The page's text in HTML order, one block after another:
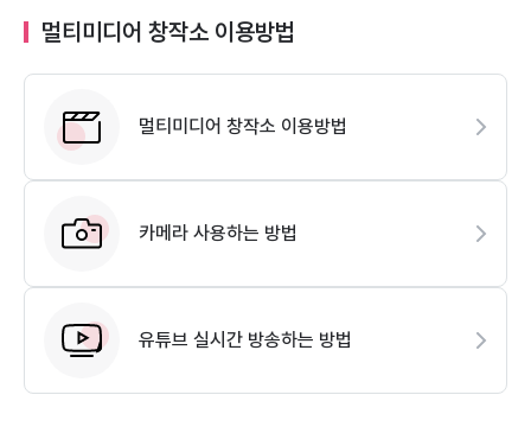
멀티미디어 창작소 이용방법
멀티미디어 창작소 이용방법
카메라 사용하는 방법
유튜브 실시간 방송하는 방법